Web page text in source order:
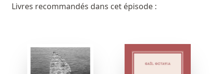
Livres recommandés dans cet épisode :